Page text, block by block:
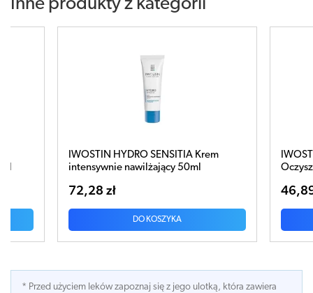
Inne produkty z kategorii
IWOSTIN HYDRO SENSITIA PREBIO
Oczyszczający żel micelarny 200ml
* Przed użyciem leków zapoznaj się z jego ulotką, która zawiera